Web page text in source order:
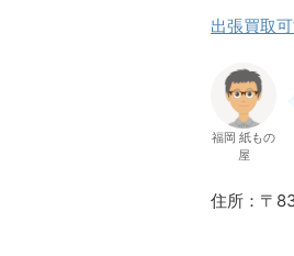
出張買取
福岡 紙もの
屋
住所：〒